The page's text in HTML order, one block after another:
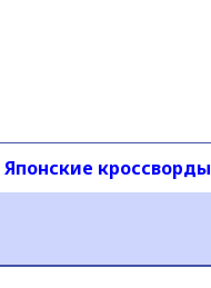
Японские кроссворды